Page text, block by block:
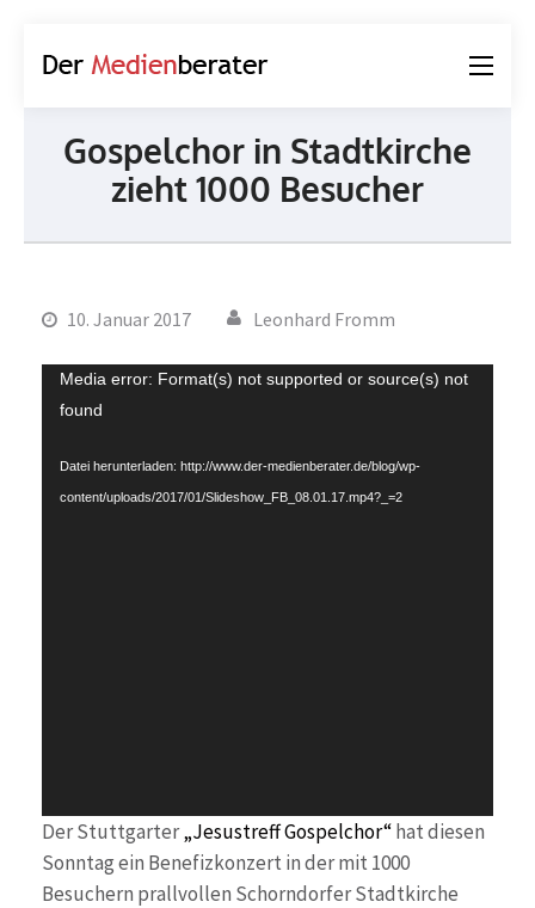
Gospelchor in Stadtkirche
zieht 1000 Besucher
10. Januar 2017 Leonhard Fromm
Video-
Player
Media error: Format(s) not supported or source(s) not
found
Datei herunterladen: http://www.der-medienberater.de/blog/wp-
content/uploads/2017/01/Slideshow_FB_08.01.17.mp4?_=2
Der Stuttgarter„Jesustreff Gospelchor“hat diesen
Sonntag ein Benefizkonzert in der mit 1000
Besuchern prallvollen Schorndorfer Stadtkirche